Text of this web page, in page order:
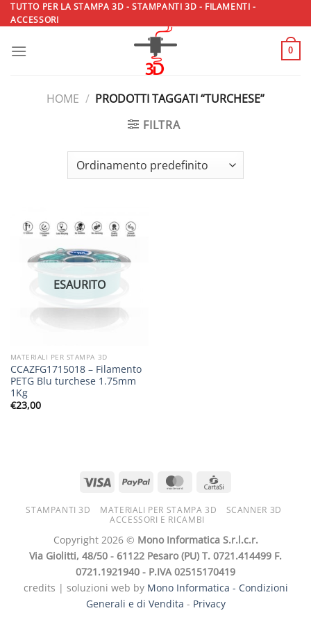
Salta
ai
TUTTO PER LA STAMPA 3D - STAMPANTI 3D - FILAMENTI -
ACCESSORI
0
HOME / PRODOTTI TAGGATI “TURCHESE”
FILTRA
ESAURITO
MATERIALI PER STAMPA 3D
CCAZFG1715018 – Filamento
PETG Blu turchese 1.75mm
1Kg
€23,00
STAMPANTI 3D MATERIALI PER STAMPA 3D
SCANNER 3D
ACCESSORI E RICAMBI
Copyright 2026 © Mono Informatica S.r.l.c.r.
Via Giolitti, 48/50 - 61122 Pesaro (PU) T. 0721.414499 F.
0721.1921940 - P.IVA 02515170419
credits | soluzioni web by Mono Informatica - Condizioni
Generali e di Vendita - Privacy